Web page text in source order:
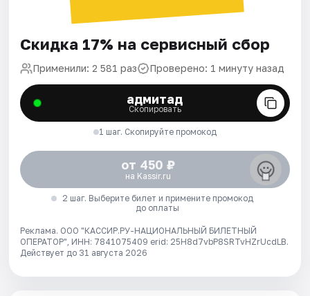
Скидка 17% на сервисный сбор
Применили: 2 581 раз Проверено: 1 минуту назад
адмитад
Скопировать
1 шаг. Скопируйте промокод
от 450 ₽
на Kassir.ru
2 шаг. Выберите билет и примените промокод
до оплаты
Реклама. ООО "КАССИР.РУ-НАЦИОНАЛЬНЫЙ БИЛЕТНЫЙ
ОПЕРАТОР", ИНН: 7841075409 erid: 25H8d7vbP8SRTvHZrUcdLB.
Действует до 31 августа 2026